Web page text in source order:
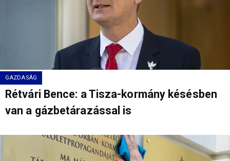
GAZDASÁG
Rétvári Bence: a Tisza-kormány késésben
van a gázbetárazással is